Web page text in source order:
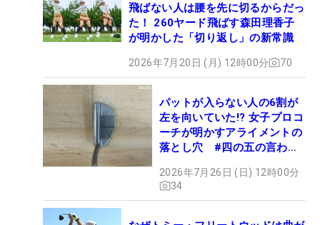
飛ばない人は腰を先に切るからだっ
た！ 260ヤード飛ばす森田理香子
が明かした「切り返し」の新常識
2026年7月20日 (月) 12時00分 70
パットが入らない人の6割が
左を向いていた!? 女子プロコ
ーチが明かすアライメントの
落とし穴 #四の五の言わず
2026年7月26日 (日) 12時00分
34